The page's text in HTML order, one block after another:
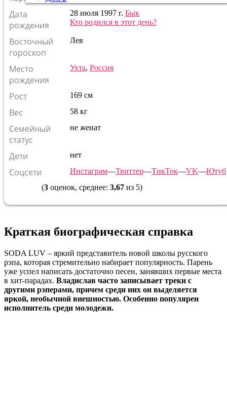
Дата
рождения
28 июля 1997 г. Бык
Кто родился в этот день?
Восточный
гороскоп
Лев
Место
рождения
Ухта, Россия
Рост 169 см
Вес 58 кг
Семейный
статус
не женат
Дети нет
Соцсети Инстаграм—Твиттер—ТикТок—VK—Ютуб
(3 оценок, среднее: 3,67 из 5)
Краткая биографическая справка
SODA LUV – яркий представитель новой школы русского
рэпа, которая стремительно набирает популярность. Парень
уже успел написать достаточно песен, занявших первые места
в хит-парадах. Владислав часто записывает треки с
другими рэперами, причем среди них он выделяется
яркой, необычной внешностью. Особенно популярен
исполнитель среди молодежи.